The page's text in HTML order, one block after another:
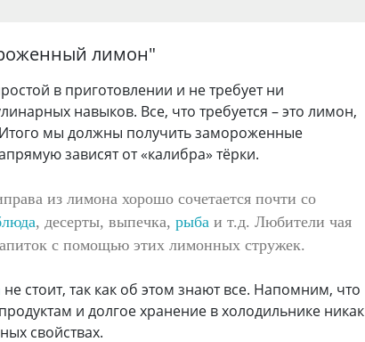
лимон"
в приготовлении и не требует ни
навыков. Все, что требуется – это лимон,
мы должны получить замороженные
зависят от «калибра» тёрки.
из лимона хорошо сочетается почти со
, десерты, выпечка, рыба и т.д. Любители чая
с помощью этих лимонных стружек.
не стоит, так как об этом знают все. Напомним, что
и долгое хранение в холодильнике никак
свойствах.